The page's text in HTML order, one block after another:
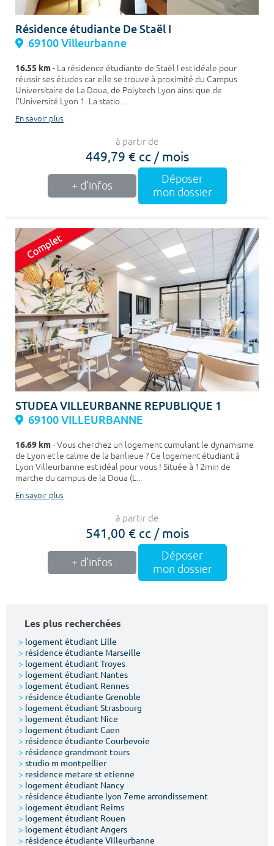
Résidence étudiante De Staël I
69100 Villeurbanne
16.55 km- La résidence étudiante de Staël I est idéale pour
réussir ses études car elle se trouve à proximité du Campus
Universitaire de La Doua, de Polytech Lyon ainsi que de
l’Université Lyon 1. La statio...
En savoir plus
à partir de
449,79 € cc / mois
+ d'infos
Déposer
mon dossier
STUDEA VILLEURBANNE REPUBLIQUE 1
69100 VILLEURBANNE
16.69 km- Vous cherchez un logement cumulant le dynamisme
de Lyon et le calme de la banlieue ? Ce logement étudiant à
Lyon Villeurbanne est idéal pour vous ! Située à 12min de
marche du campus de la Doua (L...
En savoir plus
à partir de
541,00 € cc / mois
+ d'infos
Déposer
mon dossier
Les plus recherchées
> logement étudiant Lille
> résidence étudiante Marseille
> logement étudiant Troyes
> logement étudiant Nantes
> logement étudiant Rennes
> résidence étudiante Grenoble
> logement étudiant Strasbourg
> logement étudiant Nice
> logement étudiant Caen
> résidence étudiante Courbevoie
> résidence grandmont tours
> studio m montpellier
> residence metare st etienne
> logement étudiant Nancy
> résidence étudiante lyon 7eme arrondissement
> logement étudiant Reims
> logement étudiant Rouen
> logement étudiant Angers
> résidence étudiante Villeurbanne